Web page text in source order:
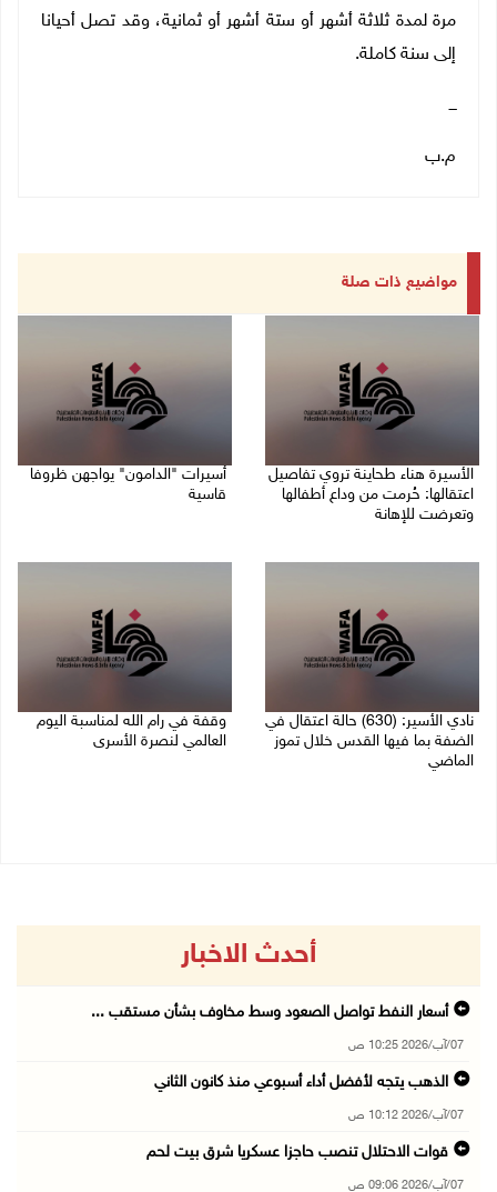
مرة لمدة ثلاثة أشهر أو ستة أشهر أو ثمانية، وقد تصل أحيانا
إلى سنة كاملة.
ـــ
م.ب
مواضيع ذات صلة
الأسيرة هناء طحاينة تروي تفاصيل
اعتقالها: حُرمت من وداع أطفالها
وتعرضت للإهانة
أسيرات "الدامون" يواجهن ظروفا
قاسية
نادي الأسير: (630) حالة اعتقال في
الضفة بما فيها القدس خلال تموز
الماضي
وقفة في رام الله لمناسبة اليوم
العالمي لنصرة الأسرى
أحدث الاخبار
أسعار النفط تواصل الصعود وسط مخاوف بشأن مستقب ...
07/آب/2026 10:25 ص
الذهب يتجه لأفضل أداء أسبوعي منذ كانون الثاني
07/آب/2026 10:12 ص
قوات الاحتلال تنصب حاجزا عسكريا شرق بيت لحم
07/آب/2026 09:06 ص